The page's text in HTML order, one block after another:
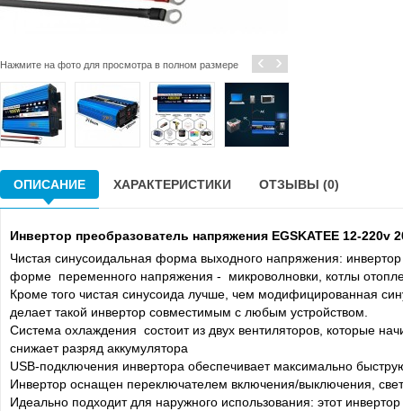
Нажмите на фото для просмотра в полном размере ‹ ›
ОПИСАНИЕ ХАРАКТЕРИСТИКИ ОТЗЫВЫ (0)
Инвертор преобразователь напряжения EGSKATEE 12-
Чистая синусоидальная форма выходного напряжения: инвертор
форме переменного напряжения - микроволновки, котлы
Кроме того чистая синусоида лучше, чем модифицированная
делает такой инвертор совместимым с любым устройством.
Система охлаждения состоит из двух вентиляторов, которые
снижает разряд аккумулятора
USB-подключения инвертора обеспечивает максимально
Инвертор оснащен переключателем включения/выключения,
Идеально подходит для наружного использования: этот